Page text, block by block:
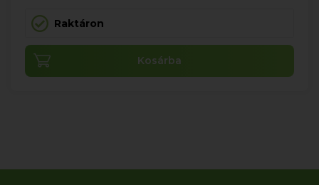
Raktáron
Kosárba